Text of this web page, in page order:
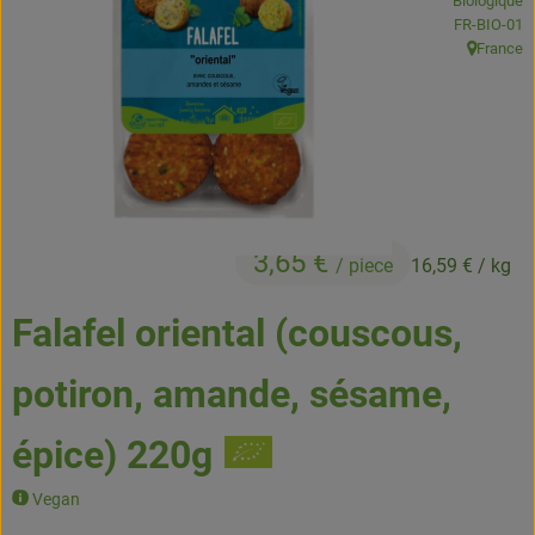
Accessoires et divers
Cosmétique et hygiène
Falafel oriental (couscous,
potiron, amande, sésame,
épice) 220g
Vegan
3,65 € / piece 16,59 € / kg
, Autorité
FR-BIO-01
, Origine:
France